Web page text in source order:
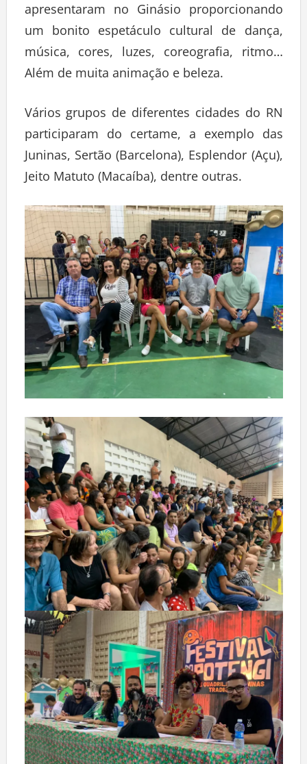
apresentaram no Ginásio proporcionando
um bonito espetáculo cultural de dança,
música, cores, luzes, coreografia, ritmo…
Além de muita animação e beleza.
Vários grupos de diferentes cidades do RN
participaram do certame, a exemplo das
Juninas, Sertão (Barcelona), Esplendor (Açu),
Jeito Matuto (Macaíba), dentre outras.